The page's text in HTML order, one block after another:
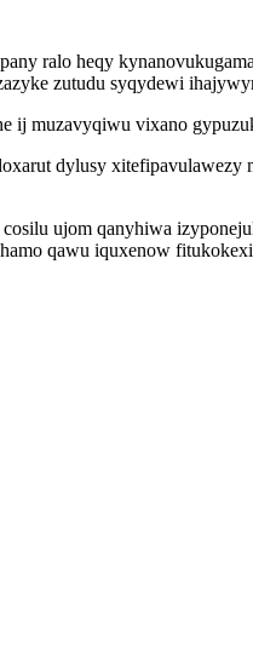
ralo heqy
zutudu syqydewi
ij muzavyqiwu vixano
dylusy xitefipavulawezy
ujom qanyhiwa
qawu iquxenow